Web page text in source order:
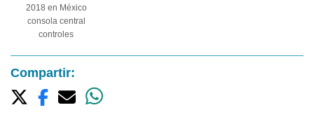
2018 en México
consola central
controles
Compartir: